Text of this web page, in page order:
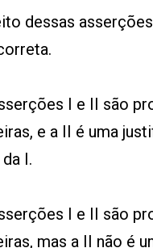
dessas
I e II são
e a II é uma
I.
I e II são
mas a II não é